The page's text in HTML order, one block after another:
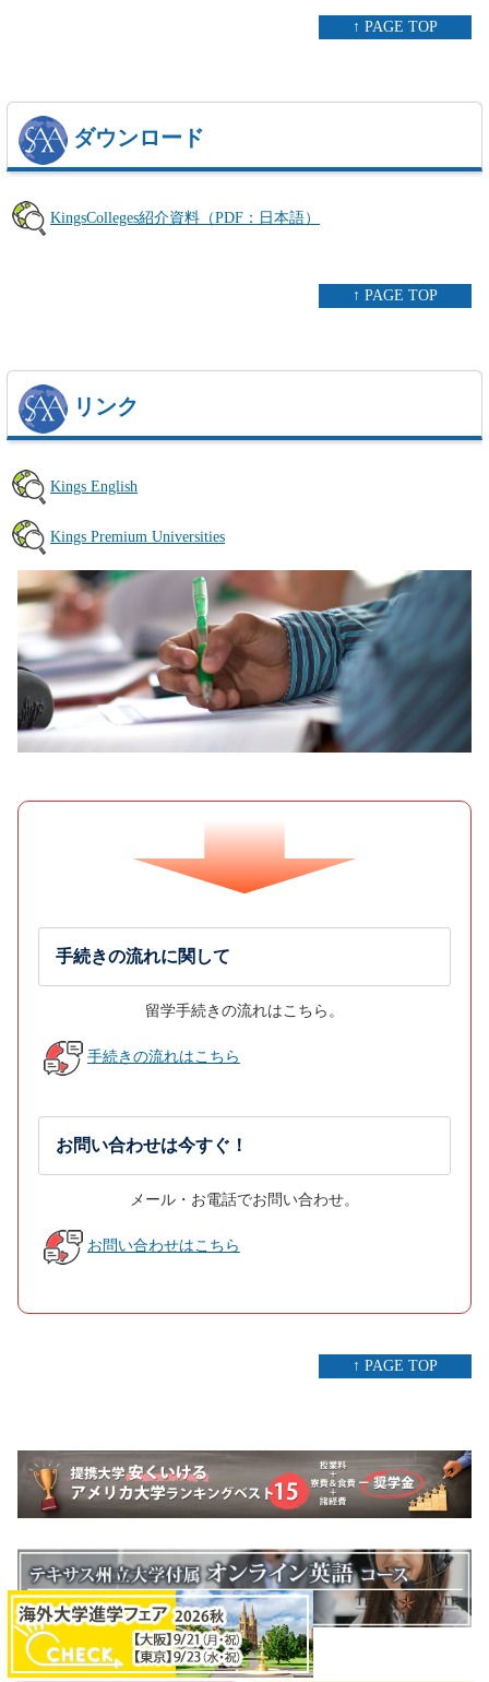
↑ PAGE TOP
ダウンロード
KingsColleges紹介資料（PDF：日本語）
↑ PAGE TOP
リンク
Kings English
Kings Premium Universities
手続きの流れに関して
留学手続きの流れはこちら。
手続きの流れはこちら
お問い合わせは今すぐ！
メール・お電話でお問い合わせ。
お問い合わせはこちら
↑ PAGE TOP